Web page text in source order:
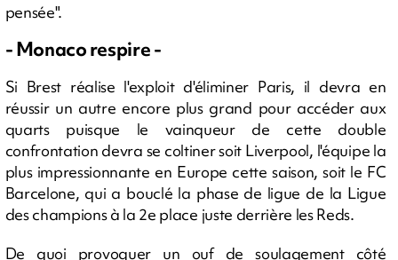
pensée".
- Monaco respire -
Si Brest réalise l'exploit d'éliminer Paris, il devra en
réussir un autre encore plus grand pour accéder aux
quarts puisque le vainqueur de cette double
confrontation devra se coltiner soit Liverpool, l'équipe la
plus impressionnante en Europe cette saison, soit le FC
Barcelone, qui a bouclé la phase de ligue de la Ligue
des champions à la 2e place juste derrière les Reds.
De quoi provoquer un ouf de soulagement côté